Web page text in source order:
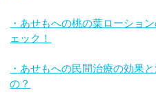
・あせもへの桃の葉ローショ
ェック！
・あせもへの民間治療の効果
の？